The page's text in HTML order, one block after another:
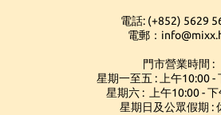
電話: (+852) 5629
電郵：
門市營業時間 :
星期一至五 : 上午10:00 -
星期六 : 上午10:00 -
星期日及公眾假期 :